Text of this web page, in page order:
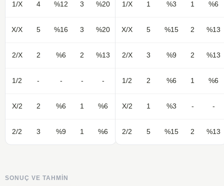
1/X 4 %12 3 %20
X/X 5 %16 3 %20
2/X 2 %6 2 %13
1/2 - - - -
X/2 2 %6 1 %6
2/2 3 %9 1 %6
1/X 1 %3 1 %6
X/X 5 %15 2 %13
2/X 3 %9 2 %13
1/2 2 %6 1 %6
X/2 1 %3 - -
2/2 5 %15 2 %13
SONUÇ VE TAHMIN